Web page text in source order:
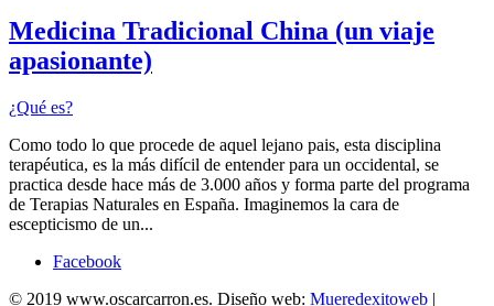
Medicina Tradicional China (un viaje
apasionante)
¿Qué es?
Como todo lo que procede de aquel lejano pais, esta disciplina
terapéutica, es la más difícil de entender para un occidental, se
practica desde hace más de 3.000 años y forma parte del programa
de Terapias Naturales en España. Imaginemos la cara de
escepticismo de un...
Facebook
© 2019 www.oscarcarron.es. Diseño web: Mueredexitoweb |